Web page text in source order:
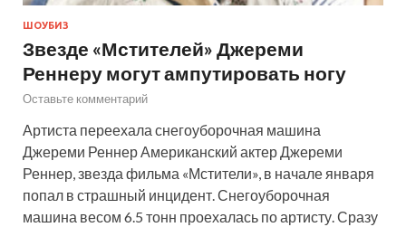
ШОУБИЗ
Звезде «Мстителей» Джереми
Реннеру могут ампутировать ногу
Оставьте комментарий
Артиста переехала снегоуборочная машина
Джереми Реннер Американский актер Джереми
Реннер, звезда фильма «Мстители», в начале января
попал в страшный инцидент. Снегоуборочная
машина весом 6.5 тонн проехалась по артисту. Сразу